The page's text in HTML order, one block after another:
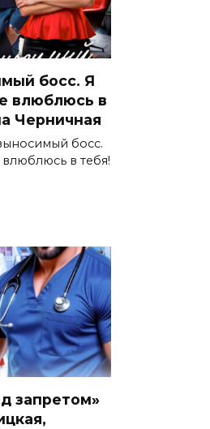
босс. Я
влюблюсь в
Черничная
босс.
в тебя!
запретом»